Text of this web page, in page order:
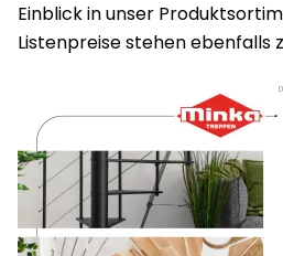
Einblick in unser
Listenpreise stehen ebenfalls